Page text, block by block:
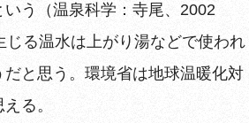
う（温泉科学：寺尾、2002
る温水は上がり湯などで使われ
と思う。環境省は地球温暖化対
る。